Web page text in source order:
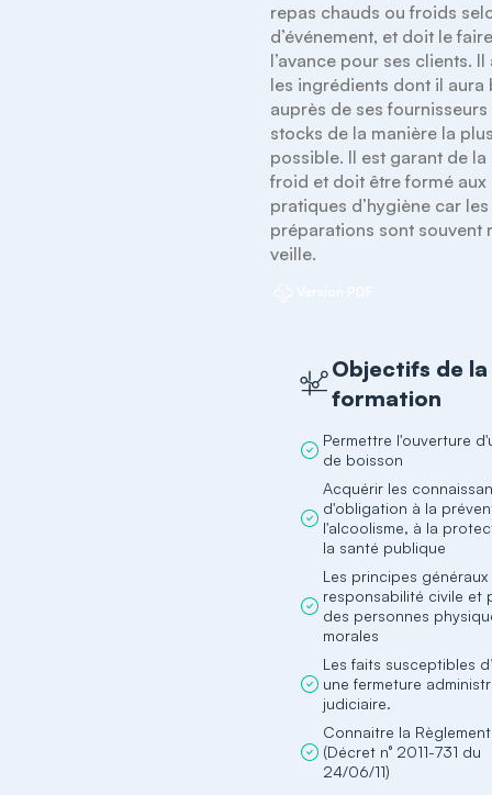
repas chauds ou froids
d’événement, et doit le
l’avance pour ses clients.
les ingrédients dont il aura
auprès de ses
stocks de la manière la
possible. Il est garant de
froid et doit être formé aux
pratiques d’hygiène car les
préparations sont souvent
veille.
Objectifs de la
formation
Permettre l'ouverture
de boisson
Acquérir les
d'obligation à la
l'alcoolisme, à la
la santé publique
Les principes
responsabilité civile et
des personnes
morales
Les faits susceptibles
une fermeture
judiciaire.
Connaitre la
(Décret n° 2011-731 du
24/06/11)